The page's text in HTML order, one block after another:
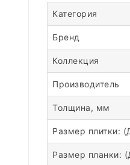
Категория
Бренд
Коллекция
Производитель
Толщина, мм
Размер плитки:
Размер планки: